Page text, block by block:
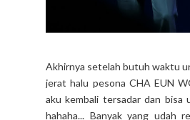
Akhirnya setelah butuh waktu
jerat halu pesona CHA EUN
aku kembali tersadar dan bisa
hahaha... Banyak yang udah